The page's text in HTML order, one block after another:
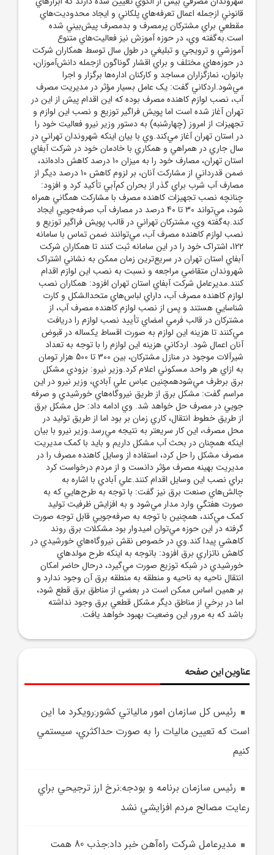
قانوني ازجمله اعمال تعرفه‌هاي پلکاني و ايجاد محدوديت‌هاي
مقطعي براي مشترکان پرمصرف و بدمصرف پيش‌بيني شده
است.به‌گفته وي، در حوزه آموزش نيز فعاليت‌هاي متنوع
آموزشي و ترويجي و تبليغي در طول سال توسط همکاران شرکت
در حوزه‌هاي مختلف و براي اقشار گوناگون ازجمله دانش‌آموزان،
بانوان، نمازگزاران مساجد و کارکنان اداره‌ها برگزار و اجرا
مي‌شود.اردکاني گفت: يک عامل بسيار مؤثر در مديريت مصرف
آب، نصب لوازم کاهنده مصرف بوده که اين اقدام پيش از اين در
تهران آغاز شده است اما پويش فراگير توزيع و نصب اين لوازم و
تجهيزات از امروز (چهارشنبه) به دستور وزير نيرو فعاليت خود را
در استان تهران آغاز مي‌کند.وي با بيان اينکه شهروندان تهراني در
سال جاري در همراهي و همکاري با خادمان خود در شرکت آبفاي
استان تهران، مصارف خود را به ميزان 10 درصد کاهش داده‌اند،
ضمن قدرداني از مشارکت آنان، بر لزوم کاهش 10 درصد ديگر از
مصارف آب شرب براي گذر از بحران کم‌آبي تأکيد کرد و افزود:
چنانچه نصب تجهيزات کاهنده مصرف با مشارکت همگاني همراه
شود، مي‌تواند 30 تا 40 درصد در مصارف آب صرفه‌جويي ايجاد
کند.به‌گفته وي، مشترکان تهراني در قالب پويش فراگير توزيع و
نصب لوازم کاهنده مصرف آب، مي‌توانند ضمن تماس با سامانه
122، اشتراک خود را در اين سامانه ثبت کنند تا همکاران شرکت
آبفاي استان تهران در سريع‌ترين زمان ممکن به نشاني اشتراک
شهروندان متقاضي مراجعه و نسبت به نصب اين لوازم اقدام
کنند.مديرعامل شرکت آبفاي استان تهران افزود: همکاران نصب
لوازم کاهنده مصرف آب، داراي لباس‌هاي متحدالشکل و کارت
شناسايي هستند و پس از نصب لوازم کاهنده مصرف آب، از
مشترکان در قالب فرمي امضاي تأييد نصب لوازم را دريافت
مي‌کنند تا هزينه اين لوازم به صورت اقساط يکساله در قبوض
آنان اعمال شود. اردکاني هزينه اين لوازم را با توجه به تعداد
شيرآلات موجود در منازل مشترکان، بين 300 تا 500 هزار تومان
به ازاي هر واحد مسکوني اعلام کرد.وزير نيرو: بزودي مشکل
برق برطرف مي‌شودهمچنين عباس علي آبادي، وزير نيرو در اين
مراسم گفت: مشکل برق از طريق نيروگاه‌هاي خورشيدي و صرفه
جويي در مصرف حل خواهد شد. وي ادامه داد: حل مشکل برق
از طريق خطوط انتقال، کاري زمان بر بود اما از طريق توليد در
محل مصرف، اين کار سريعتر به نتيجه مي‌رسد.وزير نيرو با بيان
اينکه همچنان در بحث آب مشکل داريم و بايد با کمک مديريت
مصرف مشکل را حل کرد، استفاده از وسايل کاهنده مصرف را در
مديريت بهينه مصرف مؤثر دانست و از مردم درخواست کرد
براي نصب اين وسايل اقدام کنند.علي آبادي با اشاره به
چالش‌هاي صنعت برق نيز گفت: با توجه به طرح‌هايي که به
صورت هفتگي وارد مدار مي‌شود و به افزايش ظرفيت توليد
کمک مي‌‎کند، همچنين با توجه به صرفه‌جويي قابل توجه صورت
گرفته در اين حوزه مي‌توان اميدوار بود مشکلات برق روند
کاهشي پيدا کند.وي در خصوص نقش نيروگاه‌هاي خورشيدي در
کاهش ناتزاري برق افزود:‌ باتوجه به اينکه طرح مولدهاي
خورشيدي در شبکه توزيع صورت مي‌گيرد، درحال حاضر امکان
انتقال ناحيه به ناحيه و منطقه به منطقه برق آن وجود ندارد و
بر همين اساس ممکن است در بعضي از مناطق برق قطع شود،
اما در برخي از مناطق ديگر مشکل قطعي برق وجود نداشته
باشد که به مرور اين وضعيت بهبود خواهد يافت.
عناوین این صفحه
رئيس کل سازمان امور مالياتي کشور:رويکرد ما اين
است که تعيين ماليات را به صورت حداکثري، سيستمي
کنيم
رئيس سازمان برنامه و بودجه:نرخ ارز ترجيحي براي
رعايت مصالح مردم افزايشي نشد
مديرعامل شرکت راه‌آهن خبر داد:جذب 80 همت